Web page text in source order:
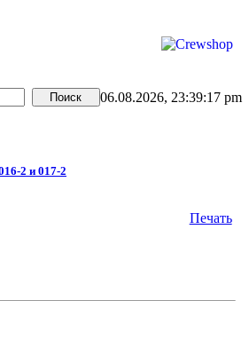
06.08.2026, 23:39:17 pm
2 и 017-2
Печать